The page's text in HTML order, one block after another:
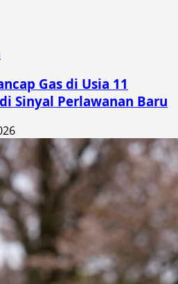
Gas di Usia 11
Sinyal Perlawanan Baru